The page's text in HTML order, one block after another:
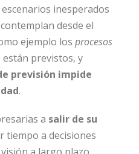
inesperados
desde el
ejemplo los procesos
previstos, y
previsión impide
.
a salir de su
tiempo a decisiones
a largo plazo.